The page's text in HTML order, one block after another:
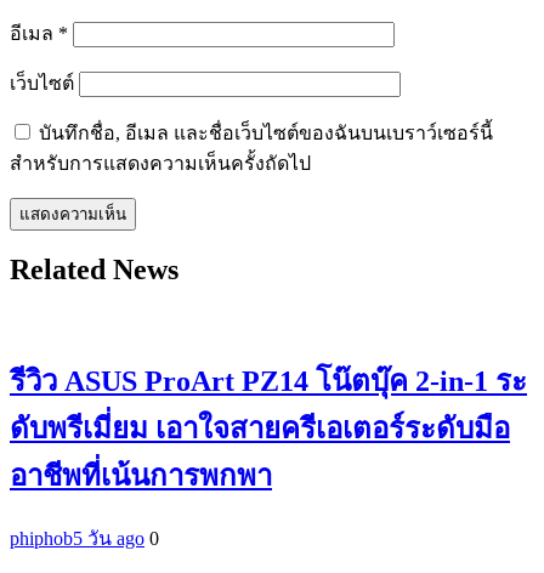
อีเมล *
เว็บไซต์
บันทึกชื่อ, อีเมล และชื่อเว็บไซต์ของฉันบนเบราว์เซอร์นี้
สำหรับการแสดงความเห็นครั้งถัดไป
Related News
รีวิว ASUS ProArt PZ14 โน๊ตบุ๊ค 2-in-1 ระ
ดับพรีเมี่ยม เอาใจสายครีเอเตอร์ระดับมือ
อาชีพที่เน้นการพกพา
phiphob5 วัน ago 0